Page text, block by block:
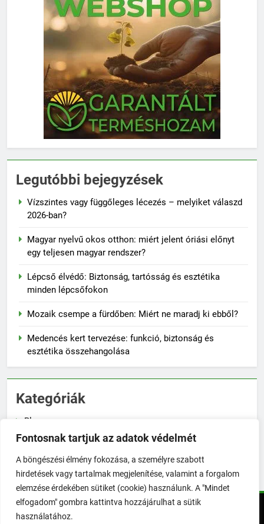
Fontosnak tartjuk az adatok védelmét
A böngészési élmény fokozása, a személyre szabott
hirdetések vagy tartalmak megjelenítése, valamint a forgalom
elemzése érdekében sütiket (cookie) használunk. A "Mindet
elfogadom" gombra kattintva hozzájárulhat a sütik
használatához.
Legutóbbi bejegyzések
Vízszintes vagy függőleges lécezés – melyiket válaszd
2026-ban?
Magyar nyelvű okos otthon: miért jelent óriási előnyt
egy teljesen magyar rendszer?
Lépcső élvédő: Biztonság, tartósság és esztétika
minden lépcsőfokon
Mozaik csempe a fürdőben: Miért ne maradj ki ebből?
Medencés kert tervezése: funkció, biztonság és
esztétika összehangolása
Kategóriák
Blog
Növénygondozás
Zöldségtermesztés
TökéletesKert © Minden jog fenntartva! | 2026. Powered By